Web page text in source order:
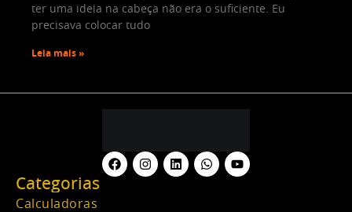
ter uma ideia na cabeça não era o suficiente. Eu
precisava colocar tudo
Leia mais »
Categorias
Calculadoras